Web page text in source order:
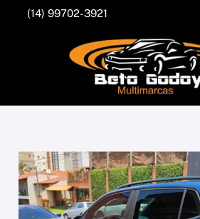
(14) 99702-3921